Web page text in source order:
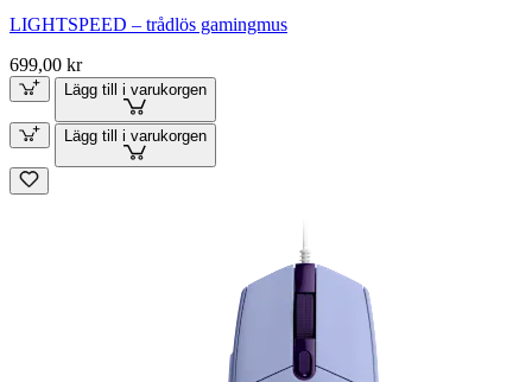
LIGHTSPEED – trådlös gamingmus
699,00 kr
Lägg till i varukorgen
Lägg till i varukorgen